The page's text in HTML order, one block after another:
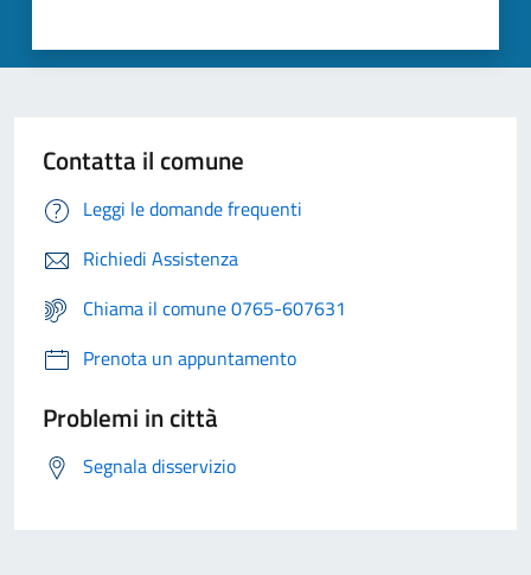
Contatta il comune
Leggi le domande frequenti
Richiedi Assistenza
Chiama il comune 0765-607631
Prenota un appuntamento
Problemi in città
Segnala disservizio